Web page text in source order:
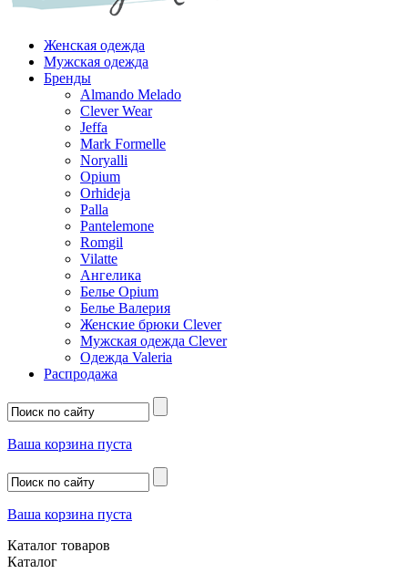
Женская одежда
Мужская одежда
Бренды
Almando Melado
Clever Wear
Jeffa
Mark Formelle
Noryalli
Opium
Orhideja
Palla
Pantelemone
Romgil
Vilatte
Ангелика
Белье Opium
Белье Валерия
Женские брюки Clever
Мужская одежда Clever
Одежда Valeria
Распродажа
Ваша корзина пуста
Ваша корзина пуста
Каталог товаров
Каталог